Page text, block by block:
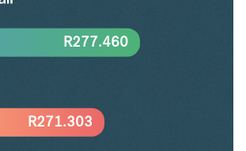
R271.303
R277.460